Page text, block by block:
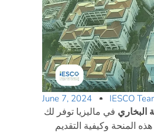
June 7, 2024 IESCO
البخاري في ماليزيا توفر لك
المنحة وكيفية التقديم